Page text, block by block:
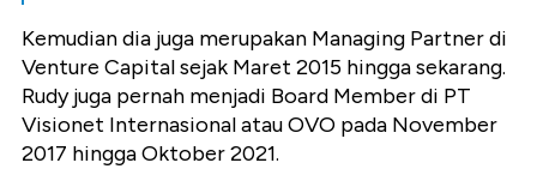
Kemudian dia juga merupakan Managing Partner di
Venture Capital sejak Maret 2015 hingga sekarang.
Rudy juga pernah menjadi Board Member di PT
Visionet Internasional atau OVO pada November
2017 hingga Oktober 2021.